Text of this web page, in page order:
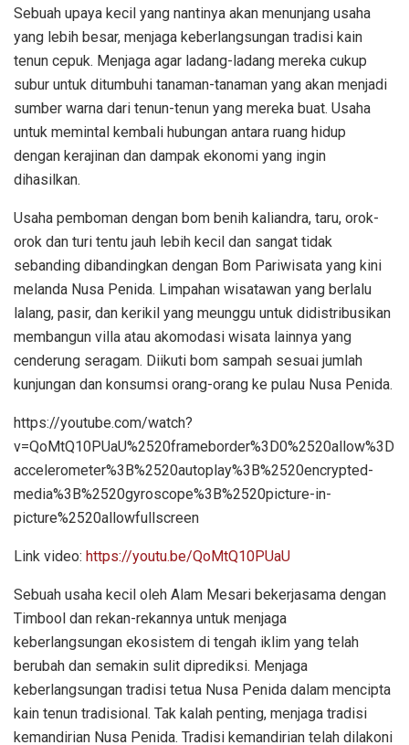
Sebuah upaya kecil yang nantinya akan menunjang usaha
yang lebih besar, menjaga keberlangsungan tradisi kain
tenun cepuk. Menjaga agar ladang-ladang mereka cukup
subur untuk ditumbuhi tanaman-tanaman yang akan menjadi
sumber warna dari tenun-tenun yang mereka buat. Usaha
untuk memintal kembali hubungan antara ruang hidup
dengan kerajinan dan dampak ekonomi yang ingin
dihasilkan.
Usaha pemboman dengan bom benih kaliandra, taru, orok-
orok dan turi tentu jauh lebih kecil dan sangat tidak
sebanding dibandingkan dengan Bom Pariwisata yang kini
melanda Nusa Penida. Limpahan wisatawan yang berlalu
lalang, pasir, dan kerikil yang meunggu untuk didistribusikan
membangun villa atau akomodasi wisata lainnya yang
cenderung seragam. Diikuti bom sampah sesuai jumlah
kunjungan dan konsumsi orang-orang ke pulau Nusa Penida.
https://youtube.com/watch?
v=QoMtQ10PUaU%2520frameborder%3D0%2520allow%3D
accelerometer%3B%2520autoplay%3B%2520encrypted-
media%3B%2520gyroscope%3B%2520picture-in-
picture%2520allowfullscreen
Link video: https://youtu.be/QoMtQ10PUaU
Sebuah usaha kecil oleh Alam Mesari bekerjasama dengan
Timbool dan rekan-rekannya untuk menjaga
keberlangsungan ekosistem di tengah iklim yang telah
berubah dan semakin sulit diprediksi. Menjaga
keberlangsungan tradisi tetua Nusa Penida dalam mencipta
kain tenun tradisional. Tak kalah penting, menjaga tradisi
kemandirian Nusa Penida. Tradisi kemandirian telah dilakoni